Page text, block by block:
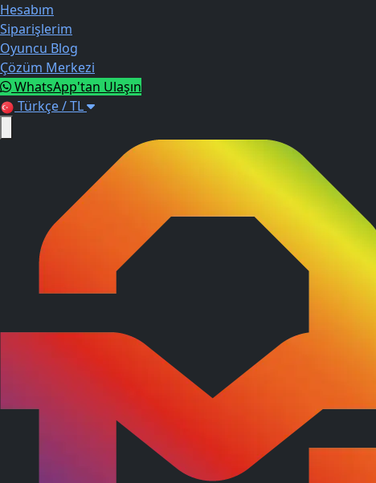
Hesabım
Siparişlerim
Oyuncu Blog
Çözüm Merkezi
WhatsApp'tan Ulaşın
Türkçe / TL